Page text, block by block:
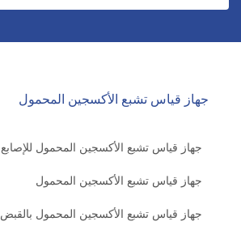
جهاز قياس تشبع الأكسجين المحمول
جهاز قياس تشبع الأكسجين المحمول للإصابع
جهاز قياس تشبع الأكسجين المحمول
جهاز قياس تشبع الأكسجين المحمول بالقبض